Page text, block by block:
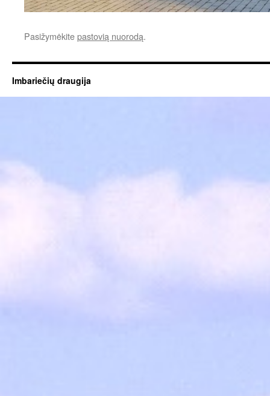
Pasižymėkitepastovią nuorodą.
Imbariečių draugija